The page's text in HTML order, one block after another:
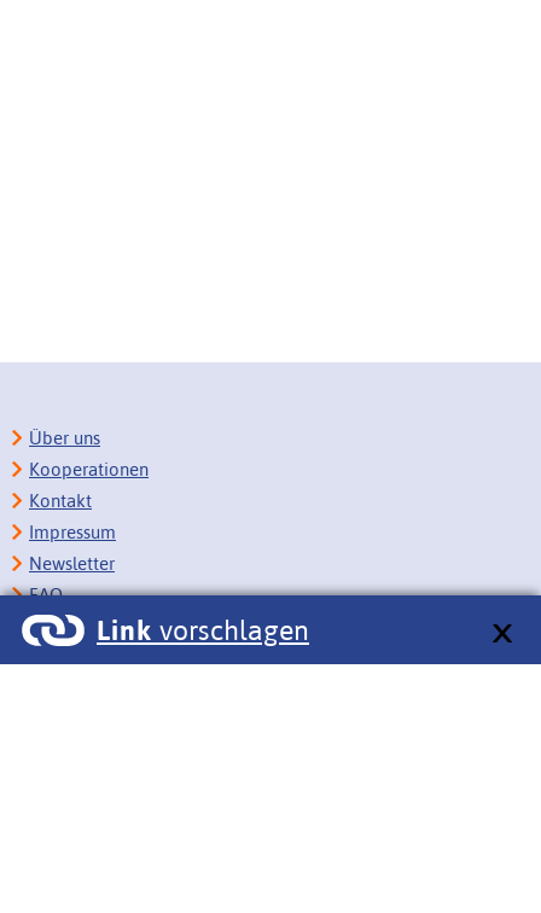
Link vorschlagen
Über uns
Kooperationen
Kontakt
Impressum
Newsletter
FAQ
Copyright